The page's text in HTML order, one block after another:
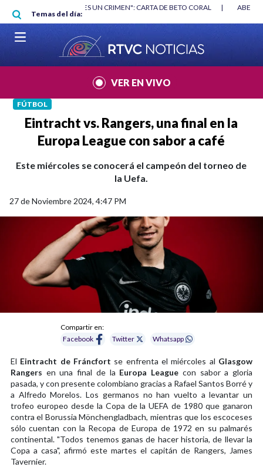
Pasar al contenido principal
Temas del día:
"HABLAR NO ES UN CRIMEN": CARTA DE BETO CORAL |
VER EN VIVO
FÚTBOL
Eintracht vs. Rangers, una final en la
Europa League con sabor a café
Este miércoles se conocerá el campeón del torneo de
la Uefa.
27 de Noviembre 2024, 4:47 PM
Compartir en:
Facebook
Twitter Whatsapp
El Eintracht de Fráncfort se enfrenta el miércoles al Glasgow
Rangers en una final de la Europa League con sabor a gloria
pasada, y con presente colombiano gracias a Rafael Santos Borré y
a Alfredo Morelos. Los germanos no han vuelto a levantar un
trofeo europeo desde la Copa de la UEFA de 1980 que ganaron
contra el Borussia Mönchengladbach, mientras que los escoceses
sólo cuentan con la Recopa de Europa de 1972 en su palmarés
continental. "Todos tenemos ganas de hacer historia, de llevar la
Copa a casa", afirmó este martes el capitán de Rangers, James
Tavernier.